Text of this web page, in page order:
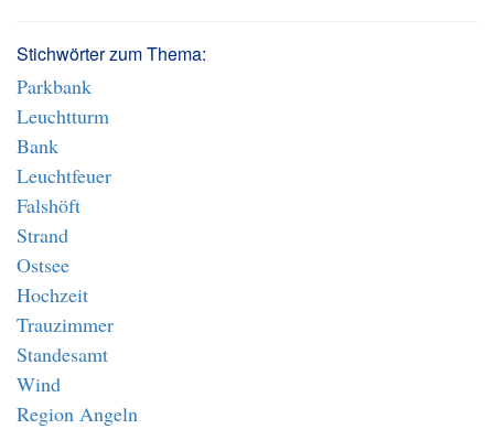
Stichwörter zum Thema:
Parkbank
Leuchtturm
Bank
Leuchtfeuer
Falshöft
Strand
Ostsee
Hochzeit
Trauzimmer
Standesamt
Wind
Region Angeln